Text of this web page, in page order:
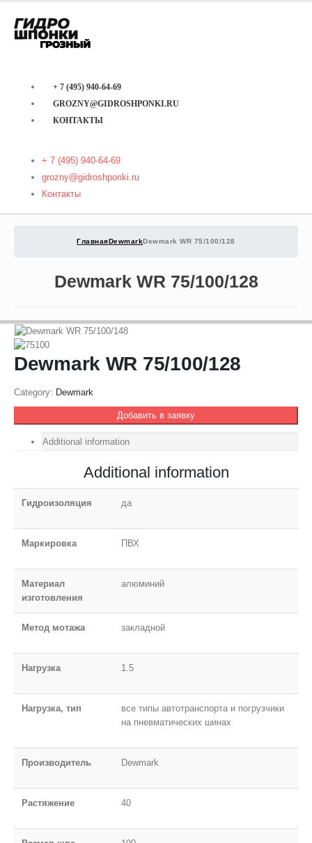
+ 7 (495) 940-64-69
GROZNY@GIDROSHPONKI.RU
КОНТАКТЫ
+ 7 (495) 940-64-69
grozny@gidroshponki.ru
Контакты
ГлавнаяDewmarkDewmark WR 75/100/128
Dewmark WR 75/100/128
Dewmark WR 75/100/128
Category: Dewmark
Добавить в заявку
Additional information
Additional information
Гидроизоляция да
Маркировка ПВХ
Материал
изготовления
алюминий
Метод мотажа закладной
Нагрузка 1.5
Нагрузка, тип
все типы автотранспорта и погрузчики
на пневматических шинах
Производитель Dewmark
Растяжение 40